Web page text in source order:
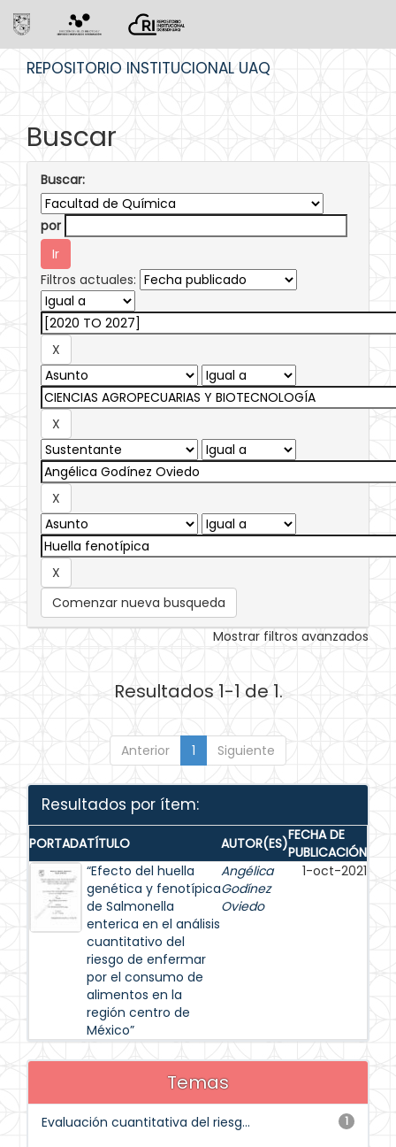
REPOSITORIO INSTITUCIONAL UAQ
Buscar
Buscar:
por
Filtros actuales:
Comenzar nueva busqueda
Mostrar filtros avanzados
Resultados 1-1 de 1.
Anterior 1 Siguiente
Resultados por ítem:
PORTADATÍTULO AUTOR(ES)FECHA DE
PUBLICACIÓN
“Efecto del huella
genética y fenotípica
de Salmonella
enterica en el análisis
cuantitativo del
riesgo de enfermar
por el consumo de
alimentos en la
región centro de
México”
Angélica
Godínez
Oviedo
1-oct-2021
Temas
1
Evaluación cuantitativa del riesg...